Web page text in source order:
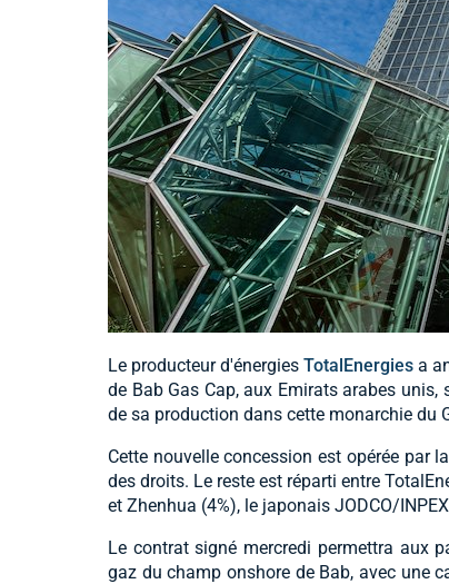
Le producteur d'énergiesTotalEnergies a
de Bab Gas Cap, aux Emirats arabes
de sa production dans cette monarchie du
Cette nouvelle concession est opérée par
des droits. Le reste est réparti entre
et Zhenhua (4%), le japonais JODCO/
Le contrat signé mercredi permettra aux
gaz du champ onshore de Bab, avec une